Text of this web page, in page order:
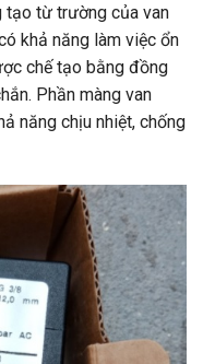
tạo từ trường của van
khả năng làm việc ổn
chế tạo bằng đồng
Phần màng van
năng chịu nhiệt, chống